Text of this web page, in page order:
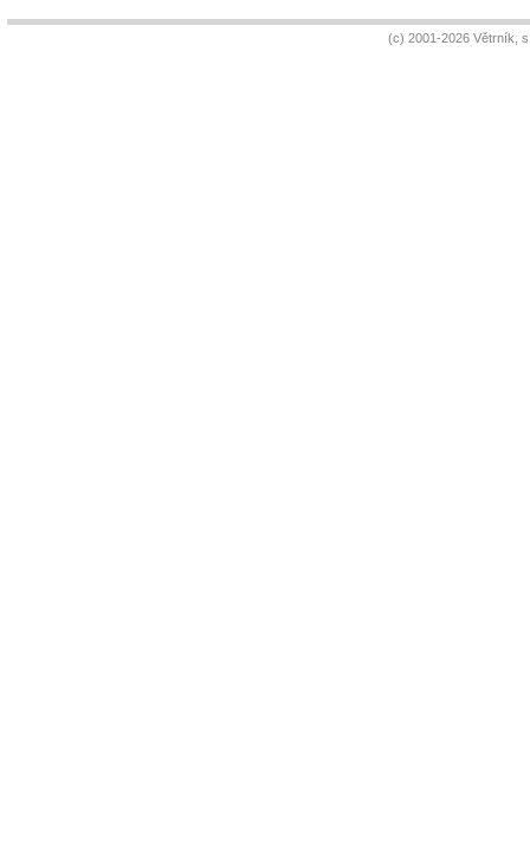
(c) 2001-2026 Větrník,